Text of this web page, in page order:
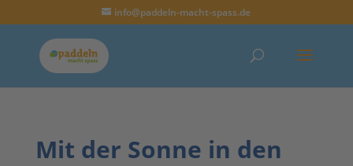
info@paddeln-macht-spass.de
Mit der Sonne in den